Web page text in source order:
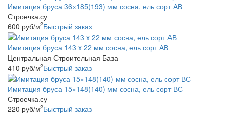
Имитация бруса 36×185(193) мм сосна, ель сорт АВ
Строечка.су
600 руб/м2Быстрый заказ
Имитация бруса 143 x 22 мм сосна, ель сорт АВ
Центральная Строительная База
410 руб/м2Быстрый заказ
Имитация бруса 15×148(140) мм сосна, ель сорт ВС
Строечка.су
220 руб/м2Быстрый заказ